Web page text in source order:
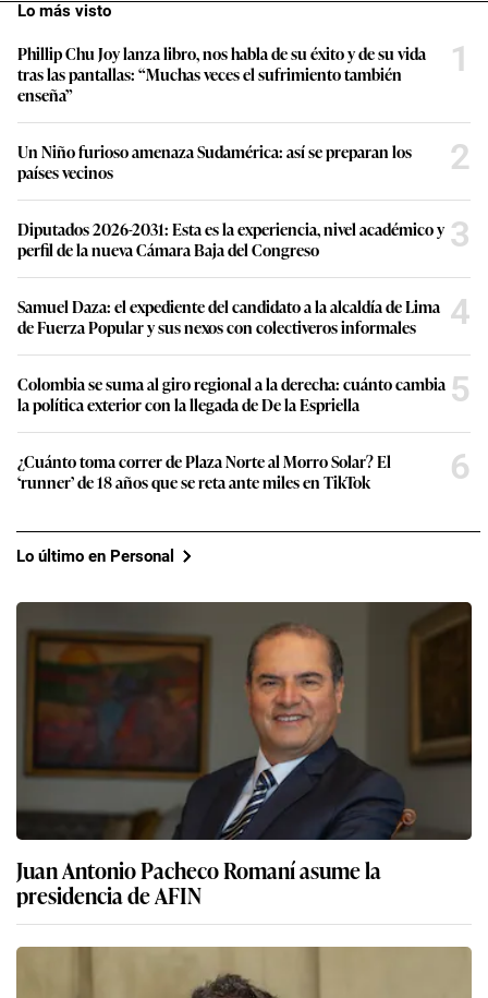
Lo más visto
Phillip Chu Joy lanza libro, nos habla de su éxito y de su vida
tras las pantallas: “Muchas veces el sufrimiento también
enseña”
1
Un Niño furioso amenaza Sudamérica: así se preparan los
países vecinos
2
Diputados 2026-2031: Esta es la experiencia, nivel académico y
perfil de la nueva Cámara Baja del Congreso
3
Samuel Daza: el expediente del candidato a la alcaldía de Lima
de Fuerza Popular y sus nexos con colectiveros informales
4
Colombia se suma al giro regional a la derecha: cuánto cambia
la política exterior con la llegada de De la Espriella
5
¿Cuánto toma correr de Plaza Norte al Morro Solar? El
‘runner’ de 18 años que se reta ante miles en TikTok
6
Lo último en Personal
Juan Antonio Pacheco Romaní asume la
presidencia de AFIN